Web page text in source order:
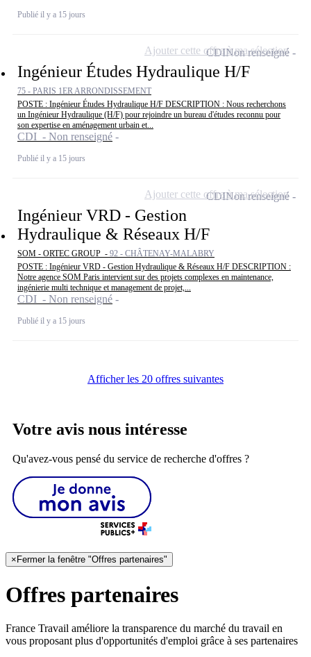
Publié il y a 15 jours
Ingénieur Études Hydraulique H/F
75 - PARIS 1ER ARRONDISSEMENT
POSTE : Ingénieur Études Hydraulique H/F DESCRIPTION : Nous recherchons
un Ingénieur Hydraulique (H/F) pour rejoindre un bureau d'études reconnu pour
son expertise en aménagement urbain et...
CDI - Non renseigné
Publié il y a 15 jours
CDINon renseigné
Ajouter cette offre à ma sélection
Ingénieur VRD - Gestion
Hydraulique & Réseaux H/F
SOM - ORTEC GROUP - 92 - CHÂTENAY-MALABRY
POSTE : Ingénieur VRD - Gestion Hydraulique & Réseaux H/F DESCRIPTION :
Notre agence SOM Paris intervient sur des projets complexes en maintenance,
ingénierie multi technique et management de projet,...
CDI - Non renseigné
Publié il y a 15 jours
CDINon renseigné
Ajouter cette offre à ma sélection
Afficher les 20 offres suivantes
Votre avis nous intéresse
Qu'avez-vous pensé du service de recherche d'offres ?
× Fermer la fenêtre "Offres partenaires"
Offres partenaires
France Travail améliore la transparence du marché du travail en
vous proposant plus d'opportunités d'emploi grâce à ses partenaires